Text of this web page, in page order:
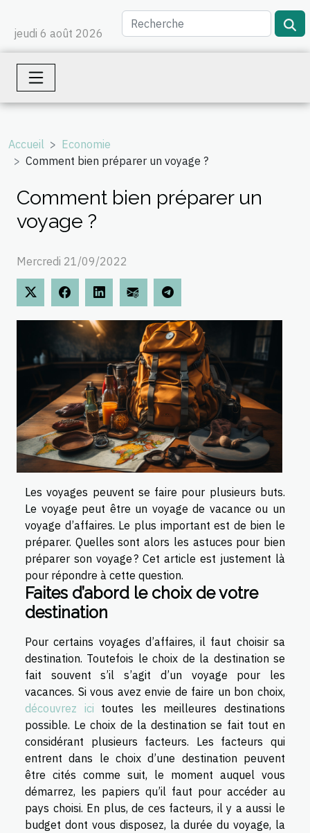
jeudi 6 août 2026
Accueil
Economie
Comment bien préparer un voyage ?
Comment bien préparer un
voyage ?
Mercredi 21/09/2022
Les voyages peuvent se faire pour plusieurs buts.
Le voyage peut être un voyage de vacance ou un
voyage d’affaires. Le plus important est de bien le
préparer. Quelles sont alors les astuces pour bien
préparer son voyage ? Cet article est justement là
pour répondre à cette question.
Faites d’abord le choix de votre
destination
Pour certains voyages d’affaires, il faut choisir sa
destination. Toutefois le choix de la destination se
fait souvent s’il s’agit d’un voyage pour les
vacances. Si vous avez envie de faire un bon choix,
découvrez ici toutes les meilleures destinations
possible. Le choix de la destination se fait tout en
considérant plusieurs facteurs. Les facteurs qui
entrent dans le choix d’une destination peuvent
être cités comme suit, le moment auquel vous
démarrez, les papiers qu’il faut pour accéder au
pays choisi. En plus, de ces facteurs, il y a aussi le
budget dont vous disposez, la durée du voyage, la